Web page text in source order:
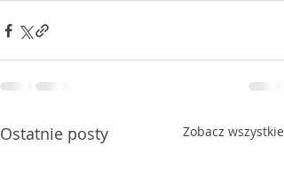
Ostatnie posty Zobacz wszystkie